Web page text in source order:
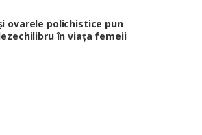
ovarele polichistice pun
în viața femeii